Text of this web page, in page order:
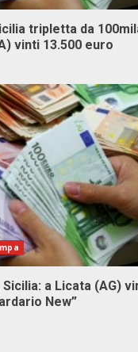
tripletta da
vinti 13.500 euro
a Licata (AG)
New”